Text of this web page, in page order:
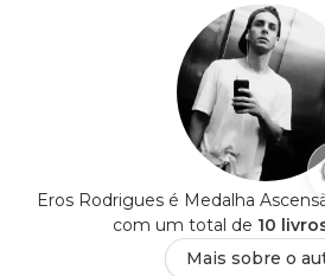
Eros Rodrigues é Medalha
com um total de 10
Mais sobre o